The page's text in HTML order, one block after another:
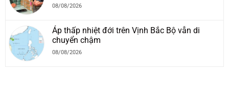
08/08/2026
Áp thấp nhiệt đới trên Vịnh Bắc Bộ vẫn di
chuyển chậm
08/08/2026